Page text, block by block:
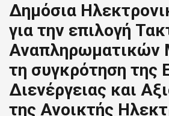
Δημόσια
για την επιλογή
Αναπληρωματικών
τη συγκρότηση της
Διενέργειας και
της Ανοικτής